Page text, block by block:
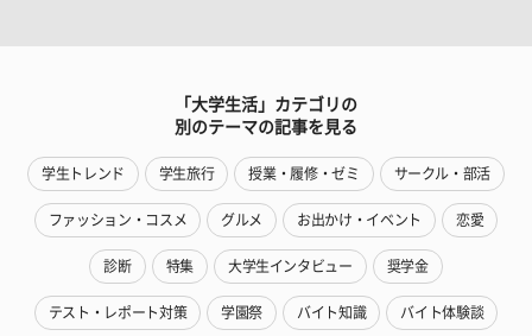
「大学生活」カテゴリの
別のテーマの記事を見る
学生トレンド 学生旅行 授業・履修・ゼミ サークル・部活
ファッション・コスメ グルメ お出かけ・イベント 恋愛
診断 特集 大学生インタビュー 奨学金
テスト・レポート対策 学園祭 バイト知識 バイト体験談